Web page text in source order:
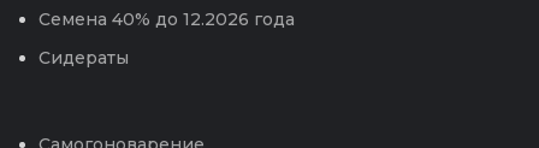
Семена 40% до 12.2026 года
Сидераты